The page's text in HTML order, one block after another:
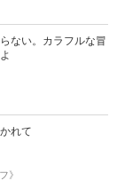
ない。カラフルな冒
れて
》